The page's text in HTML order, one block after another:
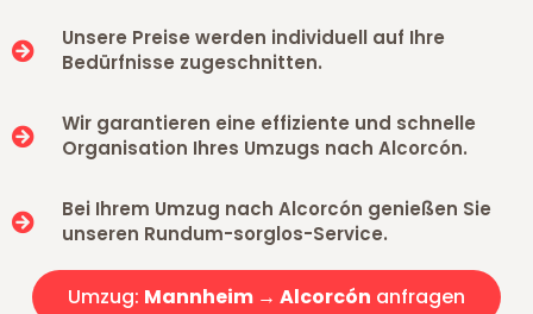
Unsere Preise werden individuell auf Ihre
Bedürfnisse zugeschnitten.
Wir garantieren eine effiziente und schnelle
Organisation Ihres Umzugs nach Alcorcón.
Bei Ihrem Umzug nach Alcorcón genießen Sie
unseren Rundum-sorglos-Service.
Umzug: Mannheim → Alcorcón anfragen